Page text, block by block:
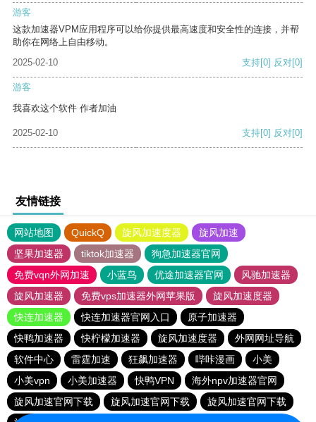
游客
这款加速器VPM应用程序可以给你提供最高速度和安全性的连接，并帮
助你在网络上自由移动。
2025-02-10
支持[0] 反对[0]
游客
我喜欢这个软件 作者加油
2025-02-10 支持[0] 反对[0]
友情链接
网站地图 QuickQ 旋风加速度器
旋风加速
坚果加速器
tiktok加速器
狗急加速器官网
免费vqn外网加速
小蓝鸟 优途加速器官网
风驰加速器
旋风加速器
免费vps加速器外网苹果版
旋风加速度器
快连加速器
快连加速器官网入口
原子加速器
快鸭加速器
快柠檬加速器 旋风加速度器
外网网址导航
软件中心
雷霆加速 狂飙加速器 哔咔漫画
小美
小美vpn
小美加速器 快鸭VPN
海外npv加速器官网
旋风加速官网下载
旋风加速官网下载
旋风加速官网下载